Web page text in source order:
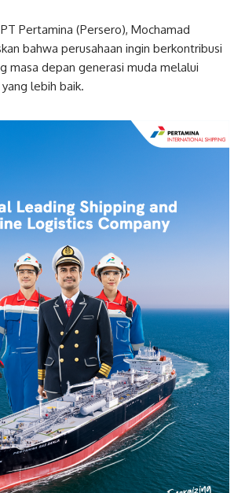
Pertamina (Persero), Mochamad
bahwa perusahaan ingin berkontribusi
masa depan generasi muda melalui
lebih baik.